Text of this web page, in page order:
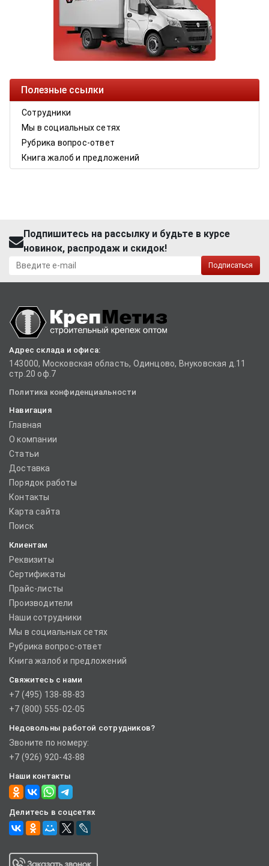
Полезные ссылки
Сотрудники
Мы в социальных сетях
Рубрика вопрос-ответ
Книга жалоб и предложений
Подпишитесь на рассылку и будьте в курсе
новинок, распродаж и скидок!
Подписаться
Адрес склада и офиса:
143000, Московская область, Одинцово, Внуковская д.11
стр.20 оф.7
Политика конфиденциальности
Навигация
Главная
О компании
Статьи
Доставка
Порядок работы
Контакты
Карта сайта
Поиск
Клиентам
Реквизиты
Сертификаты
Прайс-листы
Производители
Наши сотрудники
Мы в социальных сетях
Рубрика вопрос-ответ
Книга жалоб и предложений
Свяжитесь с нами
+7 (495) 138-88-83
+7 (800) 555-02-05
Недовольны работой сотрудников?
Звоните по номеру:
+7 (926) 920-43-88
Наши контакты
Делитесь в соцсетях